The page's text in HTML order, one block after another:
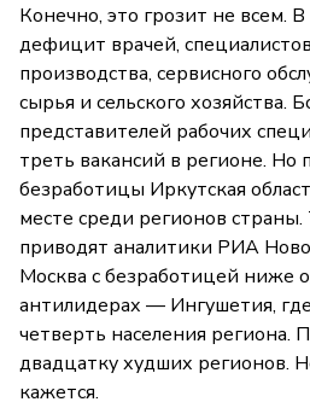
Конечно, это грозит не всем.
дефицит врачей,
производства, сервисного
сырья и сельского хозяйства.
представителей рабочих
треть вакансий в регионе.
безработицы Иркутская
месте среди регионов
приводят аналитики РИА
Москва с безработицей ниже
антилидерах — Ингушетия,
четверть населения региона.
двадцатку худших регионов.
кажется.